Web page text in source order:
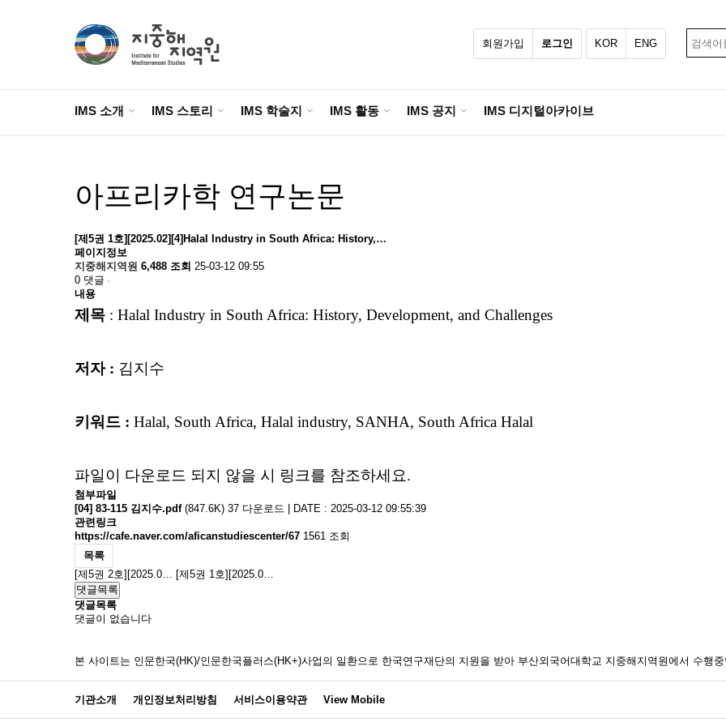
회원가입 로그인 KOR ENG
IMS 소개 IMS 스토리 IMS 학술지 IMS 활동 IMS 공지 IMS 디지털아카이브
아프리카학 연구논문
[제5권 1호][2025.02][4]Halal Industry in South Africa: History,…
페이지정보
지중해지역원 6,488 조회 25-03-12 09:55
0 댓글
내용
제목 : Halal Industry in South Africa: History, Development, and Challenges
저자 : 김지수
키워드 : Halal, South Africa, Halal industry, SANHA, South Africa Halal
파일이 다운로드 되지 않을 시 링크를 참조하세요.
첨부파일
[04] 83-115 김지수.pdf (847.6K) 37 다운로드 | DATE : 2025-03-12 09:55:39
관련링크
https://cafe.naver.com/aficanstudiescenter/67 1561 조회
목록
[제5권 2호][2025.0… [제5권 1호][2025.0…
댓글목록
댓글목록
댓글이 없습니다
본 사이트는 인문한국(HK)/인문한국플러스(HK+)사업의 일환으로 한국연구재단의 지원을 받아 부산외국어대학교 지중해지역원에서 수행
기관소개 개인정보처리방침 서비스이용약관 View Mobile